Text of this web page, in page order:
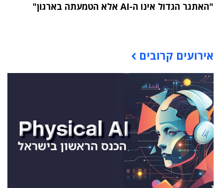
"האתגר הגדול אינו ה-AI אלא הטמעתה בארגון"
אירועים קרובים